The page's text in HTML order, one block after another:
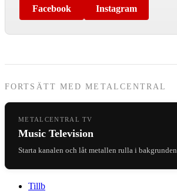
Facebook Instagram
FORTSÄTT MED METALCENTRAL
METALCENTRAL TV
Music Television
Starta kanalen och låt metallen rulla i bakgrunden.
Tillb